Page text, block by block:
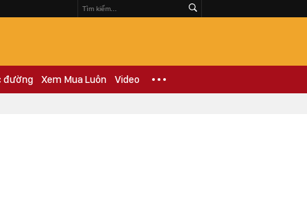
đường Xem Mua Luôn Video